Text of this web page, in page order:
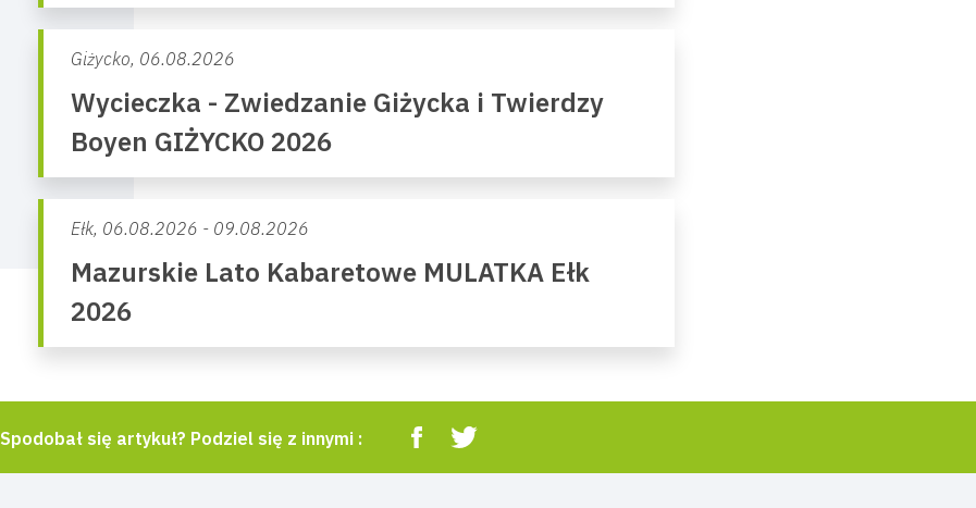
Giżycko, 06.08.2026
Wycieczka - Zwiedzanie Giżycka i Twierdzy
Boyen GIŻYCKO 2026
Ełk, 06.08.2026 - 09.08.2026
Mazurskie Lato Kabaretowe MULATKA Ełk
2026
Spodobał się artykuł? Podziel się z innymi :